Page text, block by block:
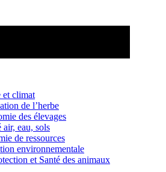
et climat
de l’herbe
des élevages
air, eau, sols
de ressources
environnementale
et Santé des animaux